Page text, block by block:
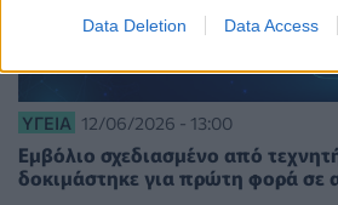
Data Deletion Data Access
ΥΓΕΊΑ 12/06/2026 - 13:00
Εμβόλιο σχεδιασμένο από
δοκιμάστηκε για πρώτη φορά σε